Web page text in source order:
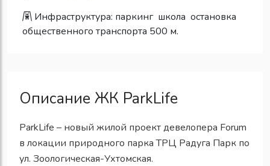
Инфраструктура: паркинг школа остановка
общественного транспорта 500 м.
Описание ЖК ParkLife
ParkLife – новый жилой проект девелопера Forum
в локации природного парка ТРЦ Радуга Парк по
ул. Зоологическая-Ухтомская.